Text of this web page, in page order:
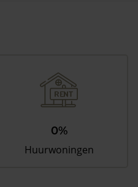
0%
Huurwoningen